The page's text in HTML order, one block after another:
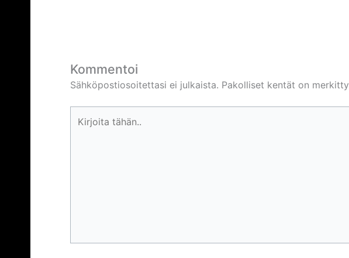
Kommentoi
Sähköpostiosoitettasi ei julkaista. Pakolliset kentät on merkitty
tähän..